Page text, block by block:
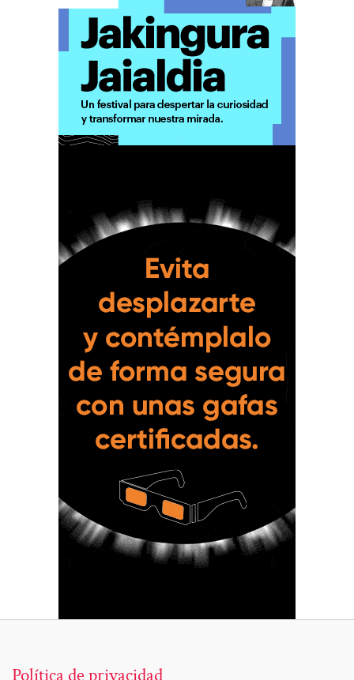
Política de privacidad